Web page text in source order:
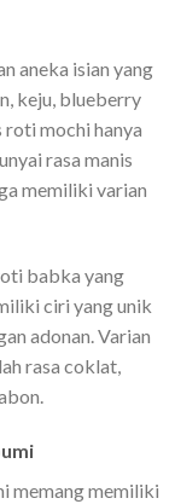
aneka isian yang
keju, blueberry
roti mochi hanya
rasa manis
memiliki varian
babka yang
ciri yang unik
adonan. Varian
rasa coklat,
memang memiliki